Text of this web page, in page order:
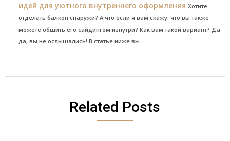
идей для уютного внутреннего оформления Хотите
отделать балкон снаружи? А что если я вам скажу, что вы также
можете обшить его сайдингом изнутри? Как вам такой вариант? Да-
да, вы не ослышались! В статье ниже вы...
Related Posts